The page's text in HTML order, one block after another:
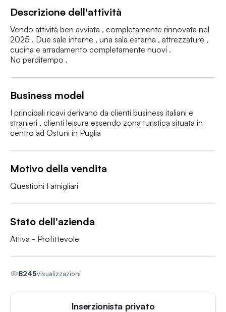
Descrizione dell'attività
Vendo attività ben avviata , completamente rinnovata nel
2025 . Due sale interne , una sala esterna , attrezzature ,
cucina e arradamento completamente nuovi .
No perditempo .
Business model
I principali ricavi derivano da clienti business italiani e
stranieri , clienti leisure essendo zona turistica situata in
centro ad Ostuni in Puglia
Motivo della vendita
Questioni Famigliari
Stato dell'azienda
Attiva - Profittevole
8245visualizzazioni
Inserzionista privato